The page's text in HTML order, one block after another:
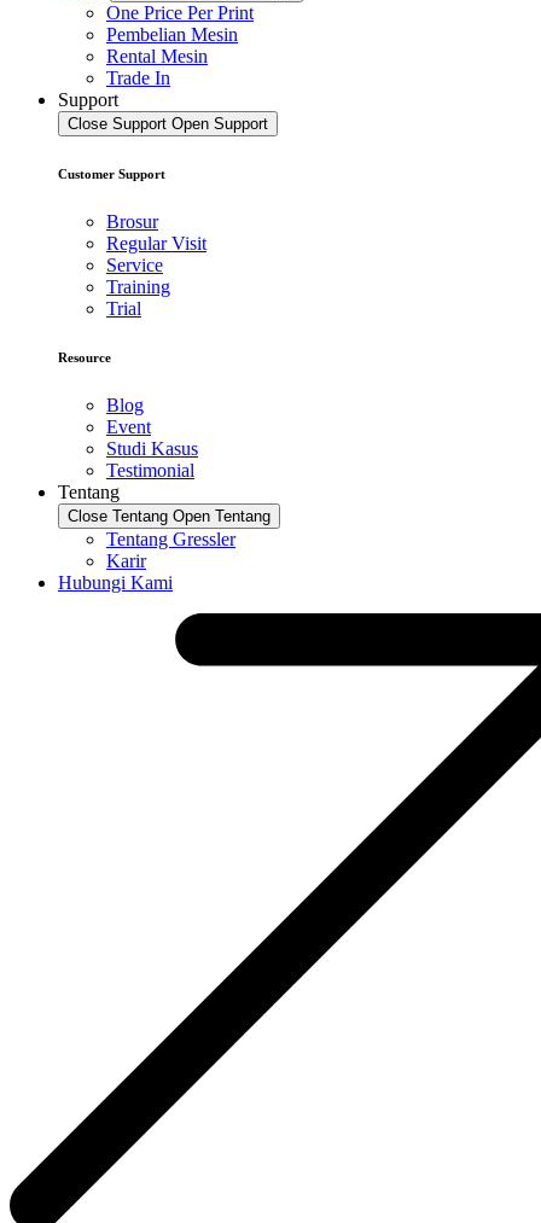
One Price Per Print
Pembelian Mesin
Rental Mesin
Trade In
Support
Close Support Open Support
Customer Support
Brosur
Regular Visit
Service
Training
Trial
Resource
Blog
Event
Studi Kasus
Testimonial
Tentang
Close Tentang Open Tentang
Tentang Gressler
Karir
Hubungi Kami